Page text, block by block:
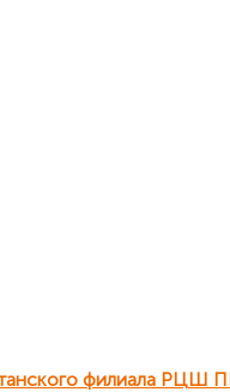
филиала РЦШ